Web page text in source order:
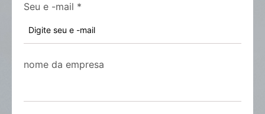
Seu e -mail *
nome da empresa